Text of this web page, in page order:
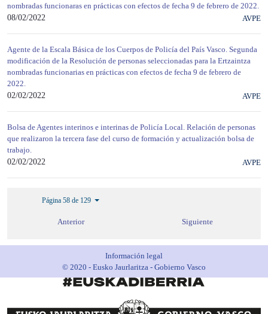
nombradas funcionaras en prácticas con efectos de fecha 9 de febrero de 2022.
08/02/2022
AVPE
Agente de la Escala Básica de los Cuerpos de Policía del País Vasco. Segunda
modificación de la Resolución de personas seleccionadas para la Ertzaintza
nombradas funcionarias en prácticas con efectos de fecha 9 de febrero de
2022.
02/02/2022
AVPE
Bolsa de Agentes interinos e interinas de Policía Local. Relación de personas
que realizaron la tercera fase del curso de formación y actualización bolsa de
trabajo.
02/02/2022
AVPE
Página 58 de 129
Anterior Siguiente
Información legal
© 2020 - Eusko Jaurlaritza - Gobierno Vasco